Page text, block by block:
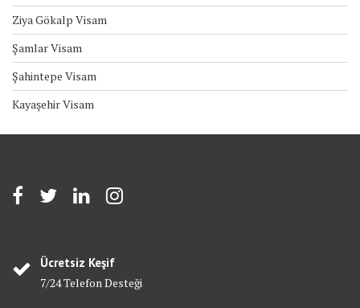
Ziya Gökalp Visam
Şamlar Visam
Şahintepe Visam
Kayaşehir Visam
Ücretsiz Keşif
7/24 Telefon Desteği